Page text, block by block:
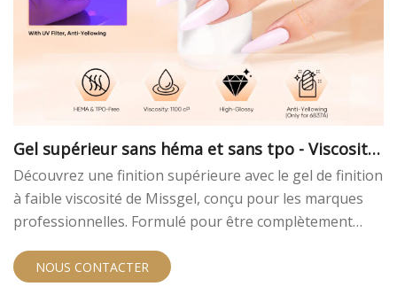
Gel supérieur sans héma et sans tpo - Viscosité
basse
Découvrez une finition supérieure avec le gel de finition
à faible viscosité de Missgel, conçu pour les marques
professionnelles. Formulé pour être complètement
et haute performance. La viscosité ultra-faible assure
NOUS CONTACTER